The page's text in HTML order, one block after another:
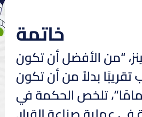
خاتمة
“من الأفضل أن تكون
بدلاً من أن تكون
تلخص الحكمة في